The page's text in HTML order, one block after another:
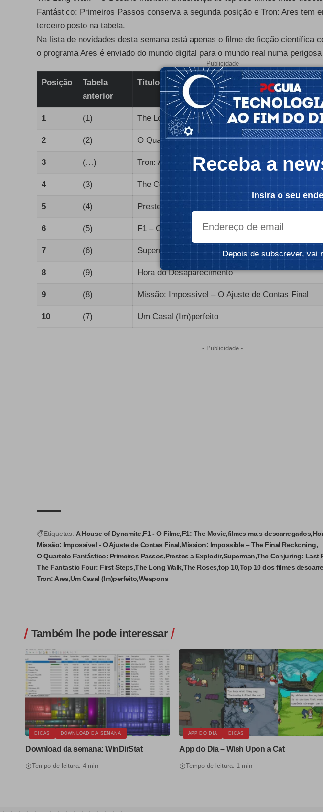
Fantástico: Primeiros Passos conserva a segunda posição e Tron: Ares tem
terceiro posto na tabela.
Na lista de novidades desta semana está apenas o filme de ficção científica
o programa Ares é enviado do mundo digital para o mundo real numa
- Publicidade -
Posição
Tabela
anterior
Título
1 (1) The Long Walk – O Desafio
2 (2) O Quarteto Fantástico: Primeiros Passos
3 (…) Tron: Ares
4 (3) The Conjuring 4: Extrema-Unção
5 (4) Prestes a Explodir
6 (5) F1 – O Filme
7 (6) Superman
8 (9) Hora do Desaparecimento
9 (8) Missão: Impossível – O Ajuste de Contas Final
10 (7) Um Casal (Im)perfeito
- Publicidade -
Etiquetas: A House of Dynamite F1 - O Filme F1: The Movie filmes mais descarregados
Missão: Impossível - O Ajuste de Contas Final Mission: Impossible – The Final Reckoning
O Quarteto Fantástico: Primeiros Passos Prestes a Explodir Superman The Conjuring: Last
The Fantastic Four: First Steps The Long Walk The Roses top 10 Top 10 dos filmes
Tron: Ares Um Casal (Im)perfeito Weapons
Também lhe pode interessar
DICAS DOWNLOAD DA SEMANA
Download da semana: WinDirStat
Tempo de leitura: 4 min
APP DO DIA DICAS
App do Dia – Wish Upon a Cat
Tempo de leitura: 1 min
Receba a
Insira o seu
Depois de subscrever, vai